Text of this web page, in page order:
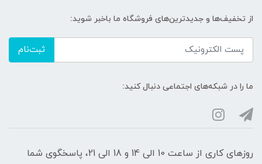
از تخفیف‌ها و جدیدترین‌های فروشگاه ما باخبر شوید:
ثبت‌نام
ما را در شبکه‌های اجتماعی دنبال کنید:
روزهای کاری از ساعت 10 الی 14 و 18 الی 21، پاسخگوی شما